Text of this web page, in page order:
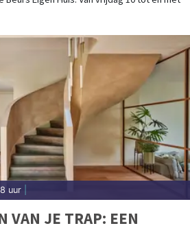
uur
VAN JE TRAP: EEN